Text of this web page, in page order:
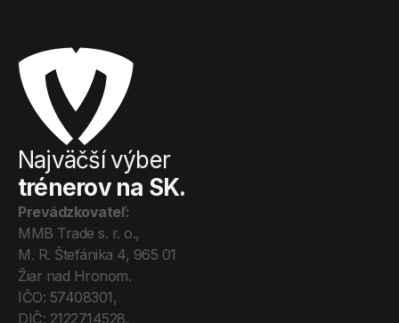
Najväčší výber
trénerov na SK.
Prevádzkovateľ:
MMB Trade s. r. o.,
M. R. Štefánika 4, 965 01
Žiar nad Hronom.
IČO: 57408301,
DIČ: 2122714528.